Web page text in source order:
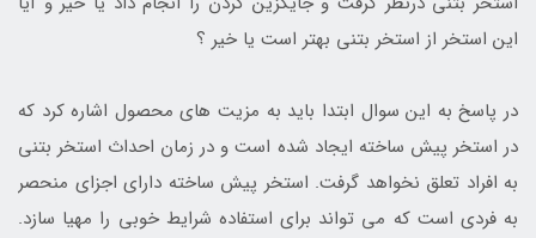
این استخر از استخر بتنی بهتر است یا خیر ؟
در پاسخ به این سوال ابتدا باید به مزیت های محصول اشاره کرد که
در استخر پیش ساخته ایجاد شده است و در زمان احداث استخر بتنی
به افراد تعلق نخواهد گرفت. استخر پیش ساخته دارای اجزای منحصر
به فردی است که می تواند برای استفاده شرایط خوبی را مهیا سازد.